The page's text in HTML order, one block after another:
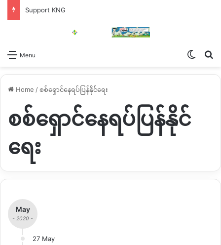
Support KNG
Menu
Home /စစ်ရှောင်နေရပ်ပြန်နိုင်ရေး
စစ်ရှောင်နေရပ်ပြန်နိုင်
ရေး
May
- 2020 -
27 May